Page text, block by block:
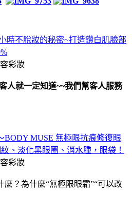
時不脫妝的秘密~打造鑽白肌臉部
彩妝
人就一定知道~~我們幫客人服務
BODY MUSE 無極限抗痕修復眼
、淡化黑眼圈、消水腫，眼袋！
彩妝
麼？為什麼“無極限眼霜”“可以改